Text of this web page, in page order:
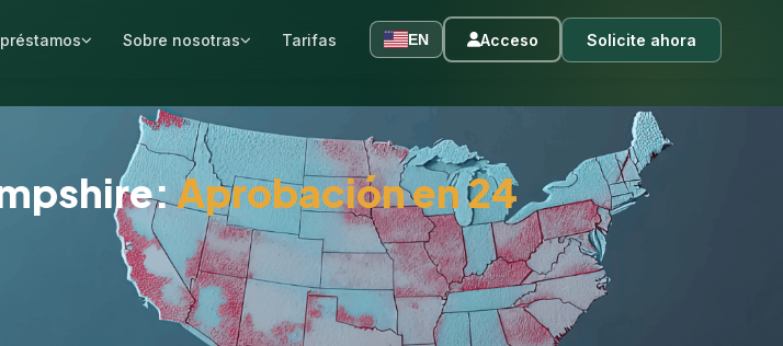
Sobre nosotras Tarifas EN Acceso Solicite ahora
Aprobación en 24